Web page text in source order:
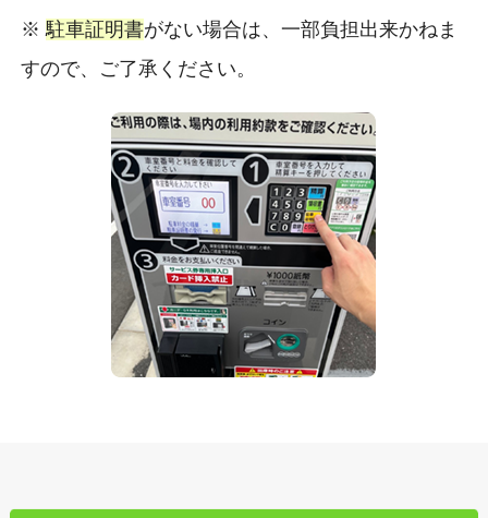
※ 駐車証明書がない場合は、一部負担出来かねま
すので、ご了承ください。